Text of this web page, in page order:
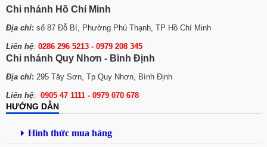
Chi nhánh Hồ Chí Minh
Địa chỉ: số 87 Đỗ Bí, Phường Phú Thạnh, TP Hồ Chí Minh
Liên hệ: 0286 296 5213 - 0979 208 345
Chi nhánh Quy Nhơn - Bình Định
Địa chỉ: 295 Tây Sơn, Tp Quy Nhơn, Bình Định
Liên hệ: 0905 47 1111 - 0979 070 678
HƯỚNG DẪN
Hình thức mua hàng